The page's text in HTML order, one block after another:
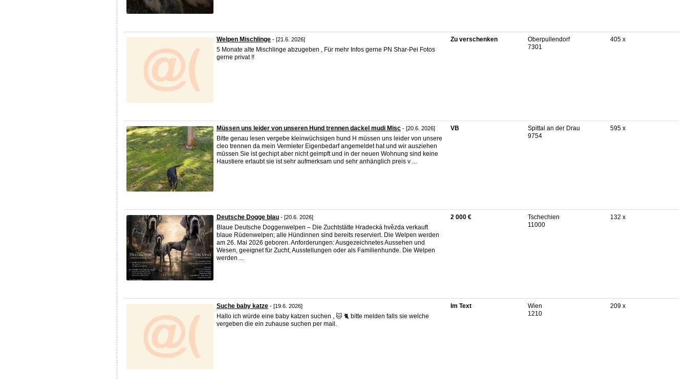
Welpen Mischlinge - [21.6. 2026]
5 Monate alte Mischlinge abzugeben , Für mehr Infos gerne PN Shar-Pei Fotos
gerne privat !!
Zu verschenken
Oberpullendorf
7301
405 x
Müssen uns leider von unseren Hund trennen dackel mudi Misc - [20.6. 2026]
Bitte genau lesen vergebe kleinwüchsigen hund H müssen uns leider von unsere
cleo trennen da mein Vermieter Eigenbedarf angemeldet hat und wir ausziehen
müssen Sie ist gechipt aber nicht geimpft und in der neuen Wohnung sind keine
Haustiere erlaubt sie ist sehr aufmerksam und sehr anhänglich preis v ...
VB
Spittal an der Drau
9754
595 x
Deutsche Dogge blau - [20.6. 2026]
Blaue Deutsche Doggenwelpen – Die Zuchtstätte Hradecká hvězda verkauft
blaue Rüdenwelpen; alle Hündinnen sind bereits reserviert. Die Welpen werden
am 26. Mai 2026 geboren. Anforderungen: Ausgezeichnetes Aussehen und
Wesen, geeignet für Zucht, Ausstellungen oder als Familienhunde. Die Welpen
werden ...
2 000 €
Tschechien
11000
132 x
Suche baby katze - [19.6. 2026]
Hallo ich würde eine baby katzen suchen , 🐱 🐈 bitte melden falls sie welche
vergeben die ein zuhause suchen per mail.
Im Text
Wien
1210
209 x